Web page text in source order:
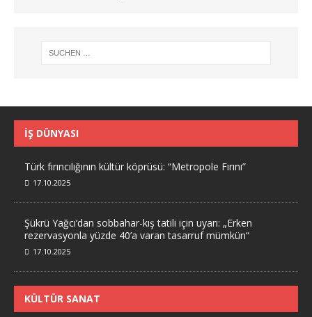
İŞ DÜNYASI
Türk fırıncılığının kültür köprüsü: “Metropole Fırını”
17.10.2025
Şükrü Yağcı’dan sobbahar-kış tatili için uyarı: „Erken
rezervasyonla yüzde 40’a varan tasarruf mümkün“
17.10.2025
KÜLTÜR SANAT